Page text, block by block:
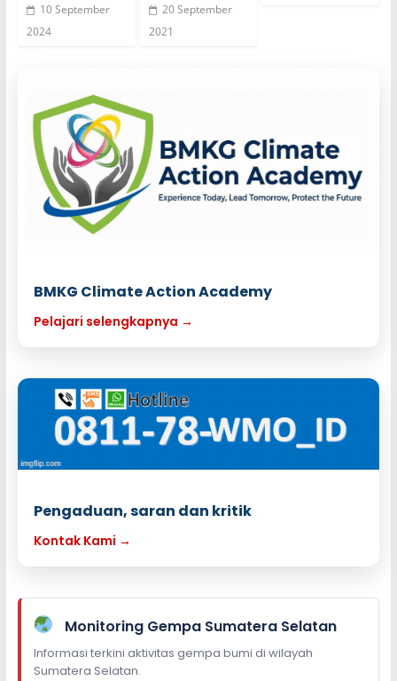
10 September
2024
20 September
2021
BMKG Climate Action Academy
Pelajari selengkapnya →
Pengaduan, saran dan kritik
Kontak Kami →
Monitoring Gempa Sumatera Selatan
Informasi terkini aktivitas gempa bumi di wilayah
Sumatera Selatan.